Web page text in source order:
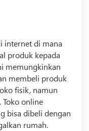
internet di mana
produk kepada
memungkinkan
membeli produk
fisik, namun
Toko online
bisa dibeli dengan
rumah.